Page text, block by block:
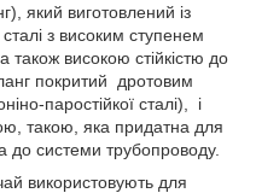
який виготовлений із
сталі з високим ступенем
також високою стійкістю до
покритий дротовим
паростійкої сталі), і
такою, яка придатна для
до системи трубопроводу.
використовують для